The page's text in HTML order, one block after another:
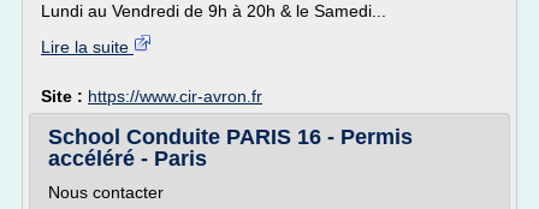
Lundi au Vendredi de 9h à 20h & le Samedi...
Lire la suite
Site : https://www.cir-avron.fr
School Conduite PARIS 16 - Permis
accéléré - Paris
Nous contacter